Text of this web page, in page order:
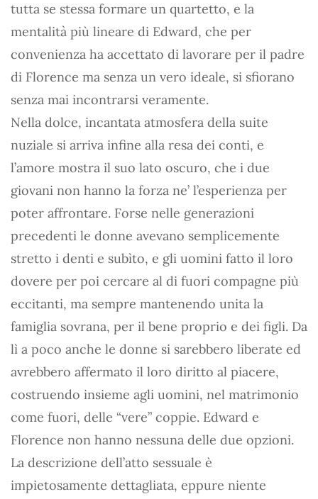
tutta se stessa formare un quartetto, e la
mentalità più lineare di Edward, che per
convenienza ha accettato di lavorare per il padre
di Florence ma senza un vero ideale, si sfiorano
senza mai incontrarsi veramente.
Nella dolce, incantata atmosfera della suite
nuziale si arriva infine alla resa dei conti, e
l’amore mostra il suo lato oscuro, che i due
giovani non hanno la forza ne’ l’esperienza per
poter affrontare. Forse nelle generazioni
precedenti le donne avevano semplicemente
stretto i denti e subìto, e gli uomini fatto il loro
dovere per poi cercare al di fuori compagne più
eccitanti, ma sempre mantenendo unita la
famiglia sovrana, per il bene proprio e dei figli. Da
lì a poco anche le donne si sarebbero liberate ed
avrebbero affermato il loro diritto al piacere,
costruendo insieme agli uomini, nel matrimonio
come fuori, delle “vere” coppie. Edward e
Florence non hanno nessuna delle due opzioni.
La descrizione dell’atto sessuale è
impietosamente dettagliata, eppure niente